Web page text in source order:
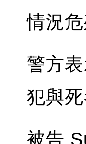
情況
警方
犯與死
被告